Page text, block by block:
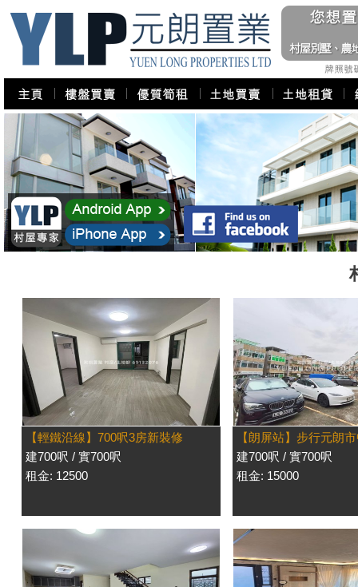
【輕鐵沿線】700呎3房新裝修
建700呎 / 實700呎
租金: 12500
【朗屏站】步行元朗
建700呎 / 實700呎
租金: 15000